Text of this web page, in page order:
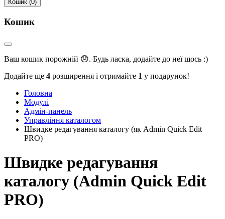
Кошик (0)
Кошик
Ваш кошик порожній 😞. Будь ласка, додайте до неї щось :)
Додайте ще 4 розширення і отримайте 1 у подарунок!
Головна
Модулі
Адмін-панель
Управління каталогом
Швидке редагування каталогу (як Admin Quick Edit
PRO)
Швидке редагування
каталогу (Admin Quick Edit
PRO)